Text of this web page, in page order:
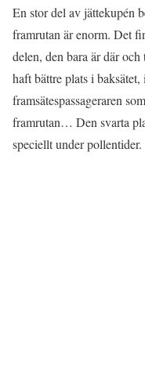
En stor del av jättekupén
framrutan är enorm. Det
delen, den bara är där
haft bättre plats i
framsätespassageraren
framrutan… Den svarta
speciellt under pollentider.